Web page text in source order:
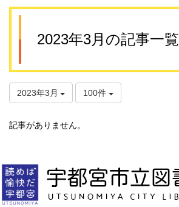
2023年3月の記事一覧
2023年3月 100件
記事がありません。